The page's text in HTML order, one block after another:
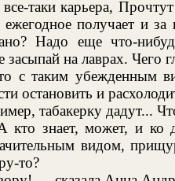
таки карьера,
ежегодное получает и
Надо еще что-
на лаврах. Чего
с таким убежденным
остановить и
табакерку дадут...
кто знает, может, и
видом,
то?